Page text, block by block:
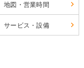
地図・営業時間
サービス・設備